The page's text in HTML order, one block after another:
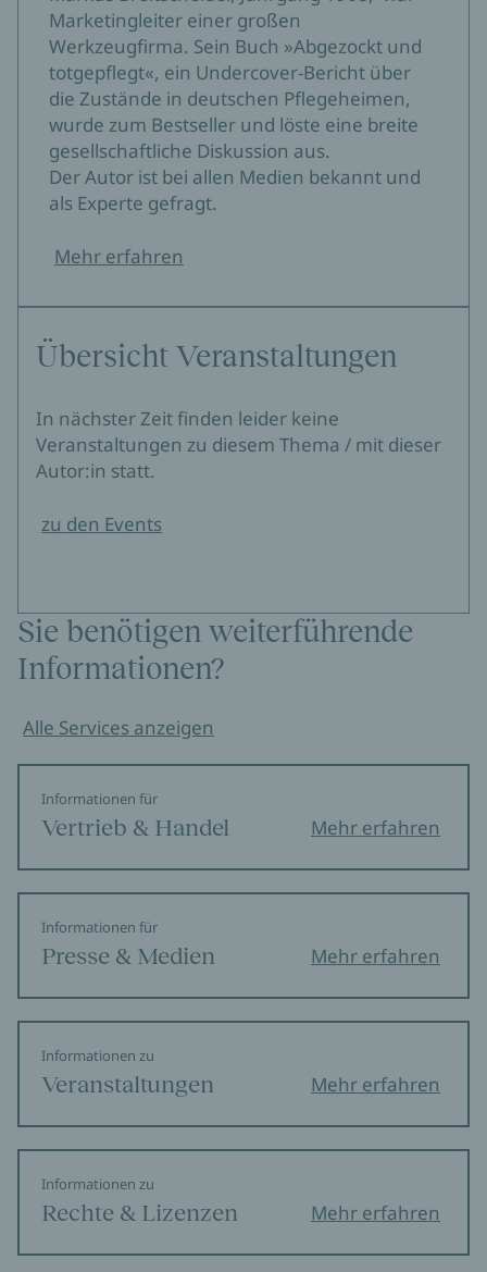
Marketingleiter einer großen
Werkzeugfirma. Sein Buch »Abgezockt und
totgepflegt«, ein Undercover-Bericht über
die Zustände in deutschen Pflegeheimen,
wurde zum Bestseller und löste eine breite
gesellschaftliche Diskussion aus.
Der Autor ist bei allen Medien bekannt und
als Experte gefragt.
Mehr erfahren
Übersicht Veranstaltungen
In nächster Zeit finden leider keine
Veranstaltungen zu diesem Thema / mit dieser
Autor:in statt.
zu den Events
Sie benötigen weiterführende
Informationen?
Alle Services anzeigen
Informationen für
Vertrieb & Handel Mehr erfahren
Informationen für
Presse & Medien Mehr erfahren
Informationen zu
Veranstaltungen Mehr erfahren
Informationen zu
Rechte & Lizenzen Mehr erfahren